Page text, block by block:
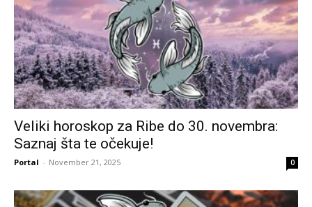
Veliki horoskop za Ribe do 30. novembra:
Saznaj šta te očekuje!
Portal - November 21, 2025 0